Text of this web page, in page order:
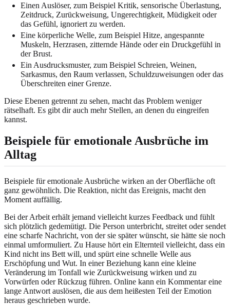
Einen Auslöser, zum Beispiel Kritik, sensorische Überlastung,
Zeitdruck, Zurückweisung, Ungerechtigkeit, Müdigkeit oder
das Gefühl, ignoriert zu werden.
Eine körperliche Welle, zum Beispiel Hitze, angespannte
Muskeln, Herzrasen, zitternde Hände oder ein Druckgefühl in
der Brust.
Ein Ausdrucksmuster, zum Beispiel Schreien, Weinen,
Sarkasmus, den Raum verlassen, Schuldzuweisungen oder das
Überschreiten einer Grenze.
Diese Ebenen getrennt zu sehen, macht das Problem weniger
rätselhaft. Es gibt dir auch mehr Stellen, an denen du eingreifen
kannst.
Beispiele für emotionale Ausbrüche im
Alltag
Beispiele für emotionale Ausbrüche wirken an der Oberfläche oft
ganz gewöhnlich. Die Reaktion, nicht das Ereignis, macht den
Moment auffällig.
Bei der Arbeit erhält jemand vielleicht kurzes Feedback und fühlt
sich plötzlich gedemütigt. Die Person unterbricht, streitet oder sendet
eine scharfe Nachricht, von der sie später wünscht, sie hätte sie noch
einmal umformuliert. Zu Hause hört ein Elternteil vielleicht, dass ein
Kind nicht ins Bett will, und spürt eine schnelle Welle aus
Erschöpfung und Wut. In einer Beziehung kann eine kleine
Veränderung im Tonfall wie Zurückweisung wirken und zu
Vorwürfen oder Rückzug führen. Online kann ein Kommentar eine
lange Antwort auslösen, die aus dem heißesten Teil der Emotion
heraus geschrieben wurde.